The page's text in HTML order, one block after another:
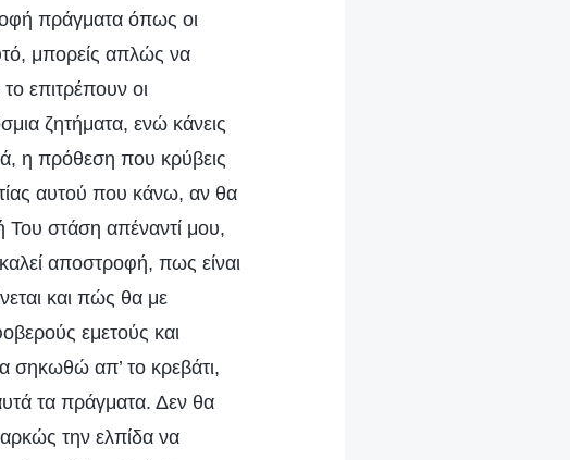
πράγματα όπως οι
μπορείς απλώς να
επιτρέπουν οι
ζητήματα, ενώ κάνεις
η πρόθεση που κρύβεις
αυτού που κάνω, αν θα
Του στάση απέναντί μου,
αποστροφή, πως είναι
και πώς θα με
εμετούς και
σηκωθώ απ’ το κρεβάτι,
τα πράγματα. Δεν θα
την ελπίδα να